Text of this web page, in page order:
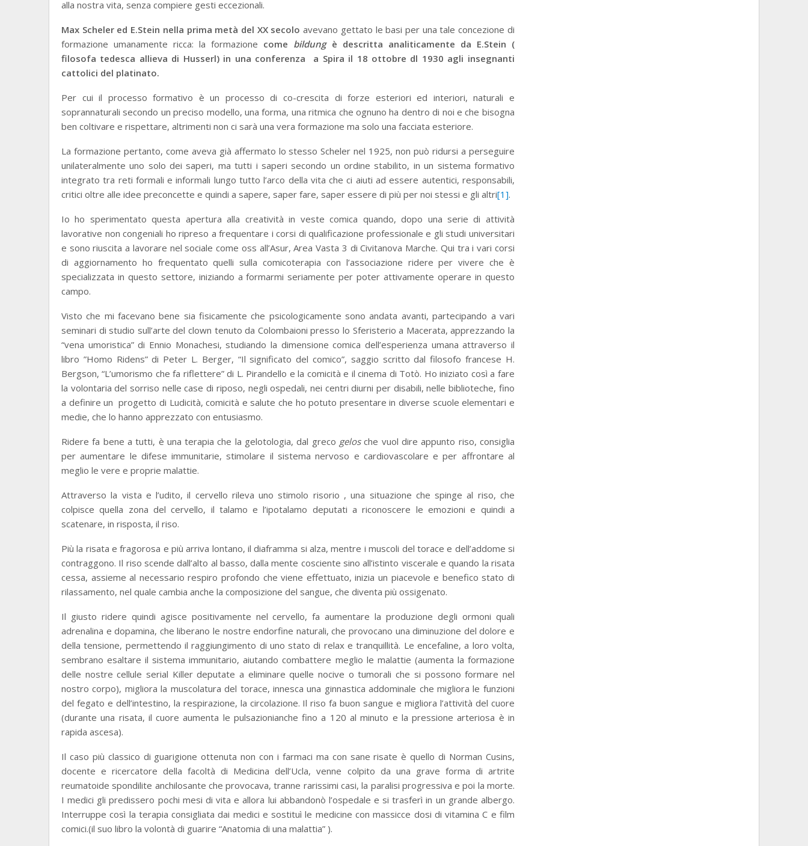
alla nostra vita, senza compiere gesti eccezionali.
Max Scheler ed E.Stein nella prima metà del XX secolo avevano gettato le basi per una tale concezione di
formazione umanamente ricca: la formazione come bildungè descritta analiticamente da E.Stein (
filosofa tedesca allieva di Husserl) in una conferenza a Spira il 18 ottobre dl 1930 agli insegnanti
cattolici del platinato.
Per cui il processo formativo è un processo di co-crescita di forze esteriori ed interiori, naturali e
soprannaturali secondo un preciso modello, una forma, una ritmica che ognuno ha dentro di noi e che bisogna
ben coltivare e rispettare, altrimenti non ci sarà una vera formazione ma solo una facciata esteriore.
La formazione pertanto, come aveva già affermato lo stesso Scheler nel 1925, non può ridursi a perseguire
unilateralmente uno solo dei saperi, ma tutti i saperi secondo un ordine stabilito, in un sistema formativo
integrato tra reti formali e informali lungo tutto l’arco della vita che ci aiuti ad essere autentici, responsabili,
critici oltre alle idee preconcette e quindi a sapere, saper fare, saper essere di più per noi stessi e gli altri[1].
Io ho sperimentato questa apertura alla creatività in veste comica quando, dopo una serie di attività
lavorative non congeniali ho ripreso a frequentare i corsi di qualificazione professionale e gli studi universitari
e sono riuscita a lavorare nel sociale come oss all’Asur, Area Vasta 3 di Civitanova Marche. Qui tra i vari corsi
di aggiornamento ho frequentato quelli sulla comicoterapia con l’associazione ridere per vivere che è
specializzata in questo settore, iniziando a formarmi seriamente per poter attivamente operare in questo
campo.
Visto che mi facevano bene sia fisicamente che psicologicamente sono andata avanti, partecipando a vari
seminari di studio sull’arte del clown tenuto da Colombaioni presso lo Sferisterio a Macerata, apprezzando la
“vena umoristica” di Ennio Monachesi, studiando la dimensione comica dell’esperienza umana attraverso il
libro ”Homo Ridens” di Peter L. Berger, “Il significato del comico”, saggio scritto dal filosofo francese H.
Bergson, “L’umorismo che fa riflettere” di L. Pirandello e la comicità e il cinema di Totò. Ho iniziato così a fare
la volontaria del sorriso nelle case di riposo, negli ospedali, nei centri diurni per disabili, nelle biblioteche, fino
a definire un progetto di Ludicità, comicità e salute che ho potuto presentare in diverse scuole elementari e
medie, che lo hanno apprezzato con entusiasmo.
Ridere fa bene a tutti, è una terapia che la gelotologia, dal greco gelosche vuol dire appunto riso, consiglia
per aumentare le difese immunitarie, stimolare il sistema nervoso e cardiovascolare e per affrontare al
meglio le vere e proprie malattie.
Attraverso la vista e l’udito, il cervello rileva uno stimolo risorio , una situazione che spinge al riso, che
colpisce quella zona del cervello, il talamo e l’ipotalamo deputati a riconoscere le emozioni e quindi a
scatenare, in risposta, il riso.
Più la risata e fragorosa e più arriva lontano, il diaframma si alza, mentre i muscoli del torace e dell’addome si
contraggono. Il riso scende dall’alto al basso, dalla mente cosciente sino all’istinto viscerale e quando la risata
cessa, assieme al necessario respiro profondo che viene effettuato, inizia un piacevole e benefico stato di
rilassamento, nel quale cambia anche la composizione del sangue, che diventa più ossigenato.
Il giusto ridere quindi agisce positivamente nel cervello, fa aumentare la produzione degli ormoni quali
adrenalina e dopamina, che liberano le nostre endorfine naturali, che provocano una diminuzione del dolore e
della tensione, permettendo il raggiungimento di uno stato di relax e tranquillità. Le encefaline, a loro volta,
sembrano esaltare il sistema immunitario, aiutando combattere meglio le malattie (aumenta la formazione
delle nostre cellule serial Killer deputate a eliminare quelle nocive o tumorali che si possono formare nel
nostro corpo), migliora la muscolatura del torace, innesca una ginnastica addominale che migliora le funzioni
del fegato e dell’intestino, la respirazione, la circolazione. Il riso fa buon sangue e migliora l’attività del cuore
(durante una risata, il cuore aumenta le pulsazionianche fino a 120 al minuto e la pressione arteriosa è in
rapida ascesa).
Il caso più classico di guarigione ottenuta non con i farmaci ma con sane risate è quello di Norman Cusins,
docente e ricercatore della facoltà di Medicina dell’Ucla, venne colpito da una grave forma di artrite
reumatoide spondilite anchilosante che provocava, tranne rarissimi casi, la paralisi progressiva e poi la morte.
I medici gli predissero pochi mesi di vita e allora lui abbandonò l’ospedale e si trasferì in un grande albergo.
Interruppe così la terapia consigliata dai medici e sostituì le medicine con massicce dosi di vitamina C e film
comici.(il suo libro la volontà di guarire “Anatomia di una malattia” ).